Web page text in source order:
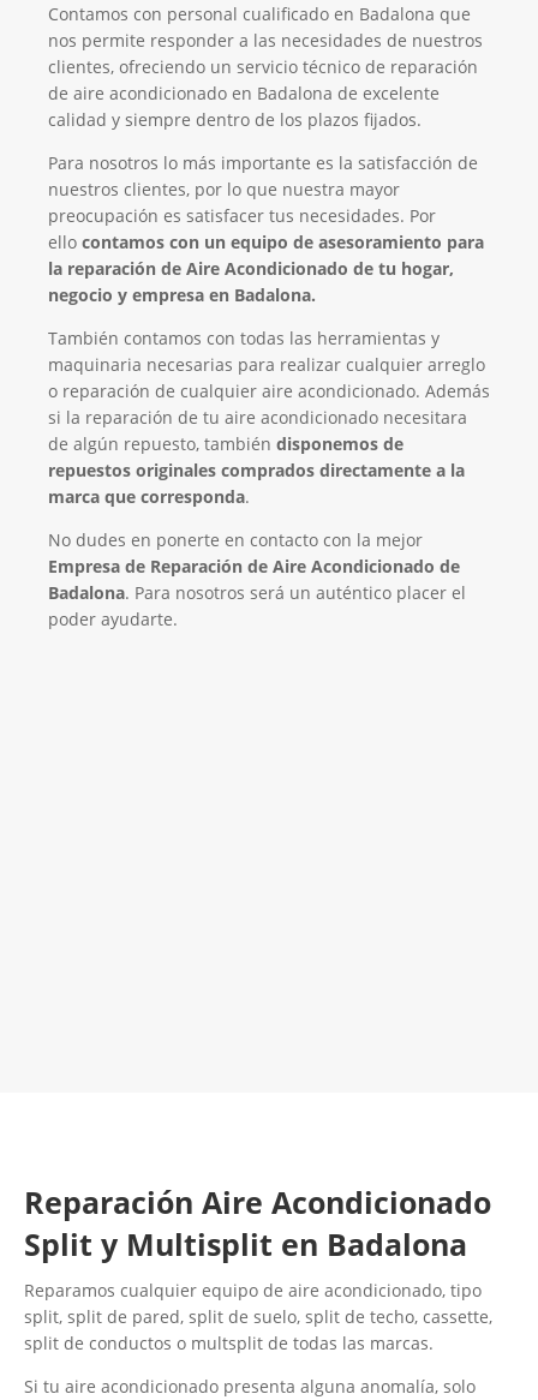
Contamos con personal cualificado en Badalona que
nos permite responder a las necesidades de nuestros
clientes, ofreciendo un servicio técnico de reparación
de aire acondicionado en Badalona de excelente
calidad y siempre dentro de los plazos fijados.
Para nosotros lo más importante es la satisfacción de
nuestros clientes, por lo que nuestra mayor
preocupación es satisfacer tus necesidades. Por
ello contamos con un equipo de asesoramiento para
la reparación de Aire Acondicionado de tu hogar,
negocio y empresa en Badalona.
También contamos con todas las herramientas y
maquinaria necesarias para realizar cualquier arreglo
o reparación de cualquier aire acondicionado. Además
si la reparación de tu aire acondicionado necesitara
de algún repuesto, también disponemos de
repuestos originales comprados directamente a la
marca que corresponda.
No dudes en ponerte en contacto con la mejor
Empresa de Reparación de Aire Acondicionado de
Badalona. Para nosotros será un auténtico placer el
poder ayudarte.
Reparación Aire Acondicionado
Split y Multisplit en Badalona
Reparamos cualquier equipo de aire acondicionado, tipo
split, split de pared, split de suelo, split de techo, cassette,
split de conductos o multsplit de todas las marcas.
Si tu aire acondicionado presenta alguna anomalía, solo